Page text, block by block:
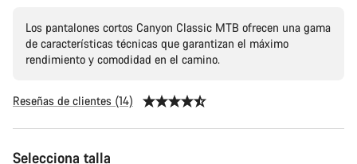
Los pantalones cortos Canyon Classic MTB ofrecen una gama
de características técnicas que garantizan el máximo
rendimiento y comodidad en el camino.
Reseñas de clientes (14)
Configuración
Selecciona talla